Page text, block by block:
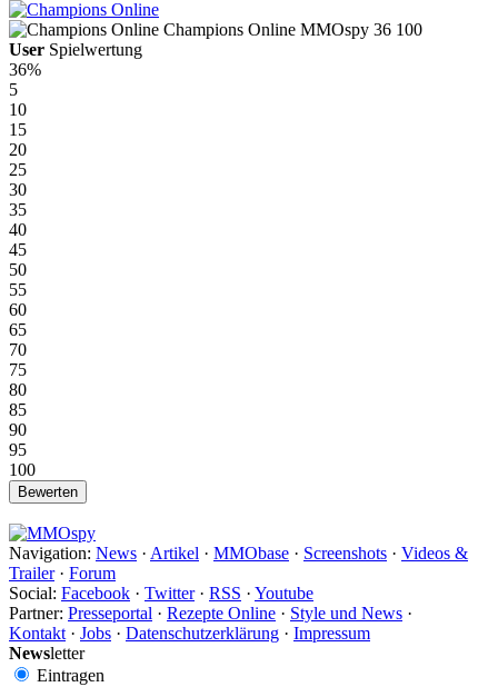
Champions Online MMOspy 36 100
User Spielwertung
36%
5
10
15
20
25
30
35
40
45
50
55
60
65
70
75
80
85
90
95
100
Navigation: News · Artikel · MMObase · Screenshots · Videos &
Trailer· Forum
Social: Facebook · Twitter· RSS · Youtube
Partner: Presseportal · Rezepte Online · Style und News ·
Kontakt · Jobs · Datenschutzerklärung · Impressum
Newsletter
Eintragen